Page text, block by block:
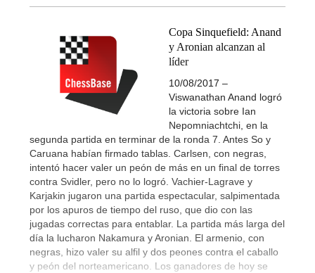
Copa Sinquefield: Anand
y Aronian alcanzan al
líder
10/08/2017 –
Viswanathan Anand logró
la victoria sobre Ian
Nepomniachtchi, en la
segunda partida en terminar de la ronda 7. Antes So y
Caruana habían firmado tablas. Carlsen, con negras,
intentó hacer valer un peón de más en un final de torres
contra Svidler, pero no lo logró. Vachier-Lagrave y
Karjakin jugaron una partida espectacular, salpimentada
por los apuros de tiempo del ruso, que dio con las
jugadas correctas para entablar. La partida más larga del
día la lucharon Nakamura y Aronian. El armenio, con
negras, hizo valer su alfil y dos peones contra el caballo
y peón del norteamericano. Los ganadores de hoy se